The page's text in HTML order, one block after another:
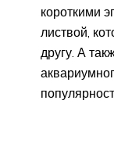
короткими
листвой,
другу. А